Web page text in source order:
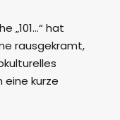
„101…“ hat
rausgekramt,
eine kurze